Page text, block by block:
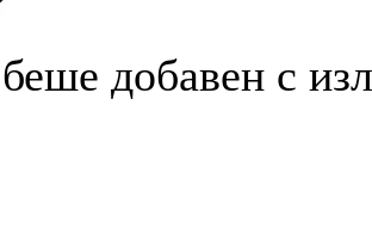
добавен с